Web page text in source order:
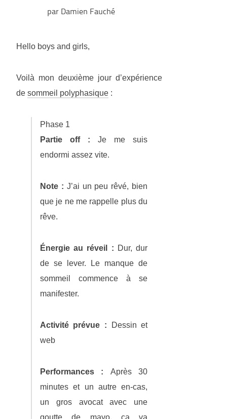
par Damien Fauché
Hello boys and girls,
Voilà mon deuxième jour d’expérience
de sommeil polyphasique :
Phase 1
Partie off : Je me suis
endormi assez vite.
Note : J’ai un peu rêvé, bien
que je ne me rappelle plus du
rêve.
Énergie au réveil : Dur, dur
de se lever. Le manque de
sommeil commence à se
manifester.
Activité prévue : Dessin et
web
Performances : Après 30
minutes et un autre en-cas,
un gros avocat avec une
goutte de mayo, ça va